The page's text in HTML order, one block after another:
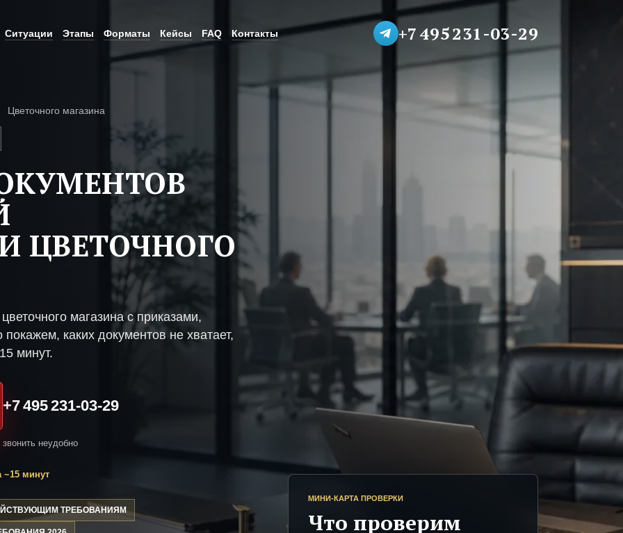
Ситуации Этапы Форматы Кейсы FAQ Контакты +7 495 231-03-29
Цветочного магазина
ЦВЕТОЧНОГО
магазина с приказами,
каких документов не хватает,
минут.
+7 495 231-03-29
неудобно
~15 минут
ТРЕБОВАНИЯМ
МИНИ-КАРТА ПРОВЕРКИ
Что проверим